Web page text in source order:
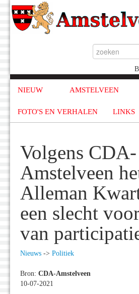
NIEUW AMSTELVEEN
FOTO'S EN VERHALEN LINKS
Volgens CDA-
Amstelveen
Alleman
een slecht
van
Nieuws -> Politiek
Bron: CDA-Amstelveen
10-07-2021